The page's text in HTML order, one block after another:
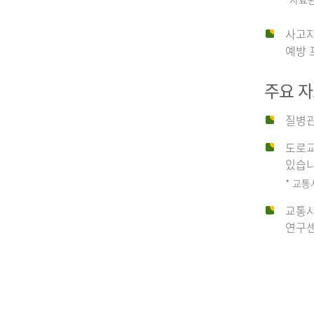
사
종
사고
예방
주요
질병
도로
있습
* 교통
교통
연구